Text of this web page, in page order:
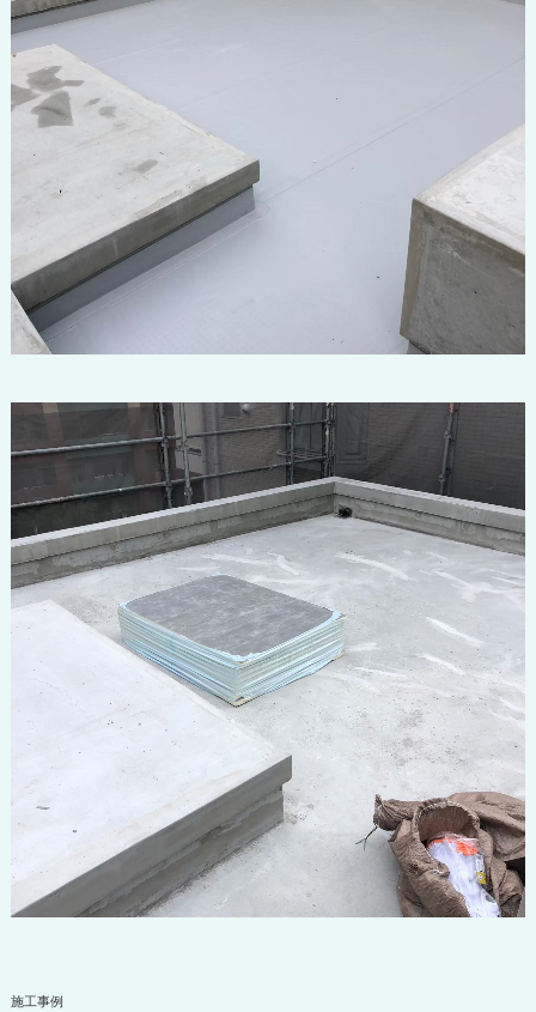
施工事例